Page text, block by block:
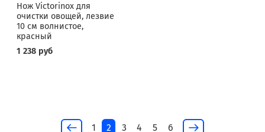
Нож Victorinox для
очистки овощей, лезвие
10 см волнистое,
красный
1 238 руб
1 2 3 4 5 6